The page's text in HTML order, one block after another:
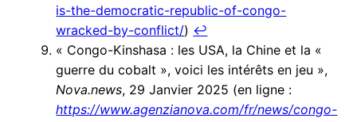
is-the-democratic-republic-of-congo-
wracked-by-conflict/) ↩︎
« Congo-Kinshasa : les USA, la Chine et la «
guerre du cobalt », voici les intérêts en jeu »,
Nova.news, 29 Janvier 2025 (en ligne :
https://www.agenzianova.com/fr/news/congo-